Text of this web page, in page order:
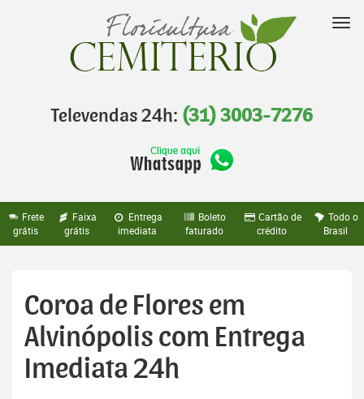
Televendas 24h: (31) 3003-7276
Frete
grátis
Faixa
grátis
Entrega
imediata
Boleto
faturado
Cartão de
crédito
Todo o
Brasil
Coroa de Flores em
Alvinópolis com Entrega
Imediata 24h